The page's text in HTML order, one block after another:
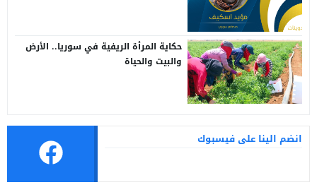
حكاية المرأة الريفية في سوريا.. الأرض
والبيت والحياة
انضم الينا على فيسبوك